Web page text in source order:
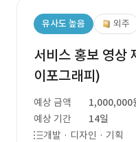
유사도 높음 외주
서비스 홍보 영상
이포그래피)
예상 금액
1,000,000
예상 기간
14일
개발 · 디자인 · 기획